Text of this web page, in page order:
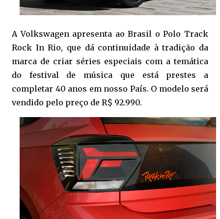
A Volkswagen apresenta ao Brasil o Polo Track
Rock In Rio, que dá continuidade à tradição da
marca de criar séries especiais com a temática
do festival de música que está prestes a
completar 40 anos em nosso País. O modelo será
vendido pelo preço de R$ 92.990.